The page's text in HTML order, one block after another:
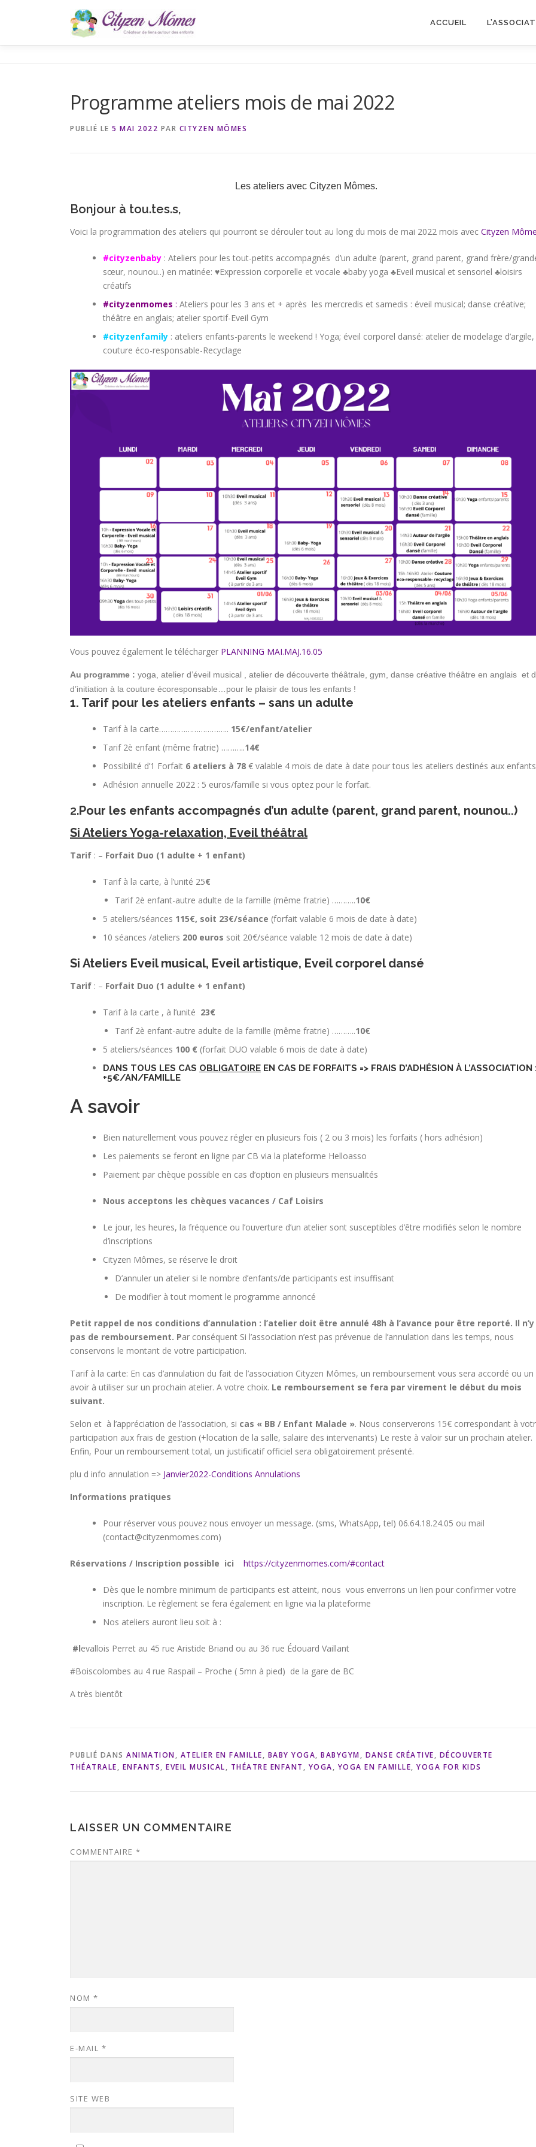
ACCUEIL
Programme ateliers mois de mai 2022
PUBLIÉ LE 5 MAI 2022 PAR CITYZEN MÔMES
Les ateliers avec Cityzen Mômes.
Bonjour à tou.tes.s,
Voici la programmation des ateliers qui pourront se dérouler tout au long du mois de mai 2022 mois avec Cityzen
#cityzenbaby : Ateliers pour les tout-petits accompagnés d’un adulte (parent, grand parent, grand frère/
sœur, nounou..) en matinée: ♥Expression corporelle et vocale ♣baby yoga ♣Eveil musical et sensoriel ♣loisirs
créatifs
#cityzenmomes : Ateliers pour les 3 ans et + après les mercredis et samedis : éveil musical; danse créative;
théâtre en anglais; atelier sportif-Eveil Gym
#cityzenfamily : ateliers enfants-parents le weekend ! Yoga; éveil corporel dansé: atelier de modelage d’argile,
couture éco-responsable-Recyclage
Vous pouvez également le télécharger PLANNING MAI.MAJ.16.05
Au programme : yoga, atelier d’éveil musical , atelier de découverte théâtrale, gym, danse créative théâtre en anglais et
d’initiation à la couture écoresponsable…pour le plaisir de tous les enfants !
1. Tarif pour les ateliers enfants – sans un adulte
Tarif à la carte………………………….. 15€/enfant/atelier
Tarif 2è enfant (même fratrie) ………..14€
Possibilité d’1 Forfait 6 ateliers à 78 € valable 4 mois de date à date pour tous les ateliers destinés aux enfants
Adhésion annuelle 2022 : 5 euros/famille si vous optez pour le forfait.
2.Pour les enfants accompagnés d’un adulte (parent, grand parent, nounou..)
Si Ateliers Yoga-relaxation, Eveil théâtral
Tarif : – Forfait Duo (1 adulte + 1 enfant)
Tarif à la carte, à l’unité 25€
Tarif 2è enfant-autre adulte de la famille (même fratrie) ………..10€
5 ateliers/séances 115€, soit 23€/séance (forfait valable 6 mois de date à date)
10 séances /ateliers 200 euros soit 20€/séance valable 12 mois de date à date)
Si Ateliers Eveil musical, Eveil artistique, Eveil corporel dansé
Tarif : – Forfait Duo (1 adulte + 1 enfant)
Tarif à la carte , à l’unité 23€
Tarif 2è enfant-autre adulte de la famille (même fratrie) ………..10€
5 ateliers/séances 100 € (forfait DUO valable 6 mois de date à date)
DANS TOUS LES CAS OBLIGATOIRE EN CAS DE FORFAITS => FRAIS D’ADHÉSION À L’ASSOCIATION
+5€/AN/FAMILLE
A savoir
Bien naturellement vous pouvez régler en plusieurs fois ( 2 ou 3 mois) les forfaits ( hors adhésion)
Les paiements se feront en ligne par CB via la plateforme Helloasso
Paiement par chèque possible en cas d’option en plusieurs mensualités
Nous acceptons les chèques vacances / Caf Loisirs
Le jour, les heures, la fréquence ou l’ouverture d’un atelier sont susceptibles d’être modifiés selon le nombre
d’inscriptions
Cityzen Mômes, se réserve le droit
D’annuler un atelier si le nombre d’enfants/de participants est insuffisant
De modifier à tout moment le programme annoncé
Petit rappel de nos conditions d’annulation : l’atelier doit être annulé 48h à l’avance pour être reporté. Il n’y
pas de remboursement. Par conséquent Si l’association n’est pas prévenue de l’annulation dans les temps, nous
conservons le montant de votre participation.
Tarif à la carte: En cas d’annulation du fait de l’association Cityzen Mômes, un remboursement vous sera accordé ou un
avoir à utiliser sur un prochain atelier. A votre choix. Le remboursement se fera par virement le début du mois
suivant.
Selon et à l’appréciation de l’association, si cas « BB / Enfant Malade ». Nous conserverons 15€ correspondant à
participation aux frais de gestion (+location de la salle, salaire des intervenants) Le reste à valoir sur un prochain atelier.
Enfin, Pour un remboursement total, un justificatif officiel sera obligatoirement présenté.
plu d info annulation => Janvier2022-Conditions Annulations
Informations pratiques
Pour réserver vous pouvez nous envoyer un message. (sms, WhatsApp, tel) 06.64.18.24.05 ou mail
(contact@cityzenmomes.com)
Réservations / Inscription possible ici https://cityzenmomes.com/#contact
Dès que le nombre minimum de participants est atteint, nous vous enverrons un lien pour confirmer votre
inscription. Le règlement se fera également en ligne via la plateforme
Nos ateliers auront lieu soit à :
#levallois Perret au 45 rue Aristide Briand ou au 36 rue Édouard Vaillant
#Boiscolombes au 4 rue Raspail – Proche ( 5mn à pied) de la gare de BC
A très bientôt
PUBLIÉ DANS ANIMATION, ATELIER EN FAMILLE, BABY YOGA, BABYGYM, DANSE CRÉATIVE, DÉCOUVERTE
THÉATRALE, ENFANTS, EVEIL MUSICAL, THÉATRE ENFANT , YOGA, YOGA EN FAMILLE, YOGA FOR KIDS
LAISSER UN COMMENTAIRE
COMMENTAIRE *
NOM *
E-MAIL *
SITE WEB